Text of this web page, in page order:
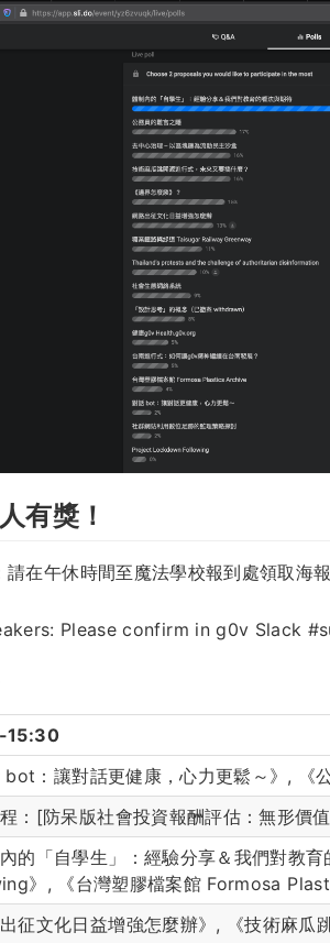
有獎！
請在午休時間至魔法學校報到處領取海
Please confirm in g0v Slack
15:30
bot：讓對話更健康，心力更鬆～》, 《
：[防呆版社會投資報酬評估：無形價
內的「自學生」：經驗分享＆我們對
》, 《台灣塑膠檔案館 Formosa
出征文化日益增強怎麼辦》, 《技術麻瓜